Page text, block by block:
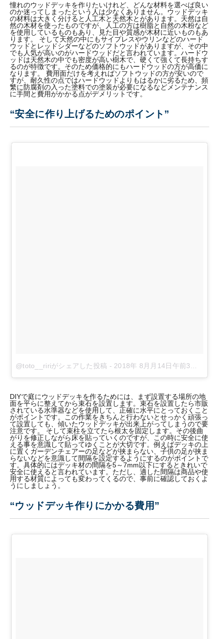
憧れのウッドデッキを作りたいけれど、どんな材料を選べば良い
のか迷ってしまったという人は少なくありません。ウッドデッキ
の材料は大きく分けると人工木と天然木とがあります。天然は自
然の木材を使ったものですが、人工の方は樹脂と自然の木粉など
を使用しているものもあり、見た目や質感が木材に近いものもあ
ります。 そして天然の中にもサイプレスやウリンなどのハード
ウッドとレッドシダーなどのソフトウッドがありますが、その中
でも人気が高いのがハードウッドだと言われています。ハードウ
ッドは天然木の中でも密度が高い樹木で、硬くて強くて長持ちす
るのが特徴です。そのため価格的にもハードウッドの方が高価に
なります。 費用面だけを考えればソフトウッドの方が安いので
すが、耐久性の点ではハードウッドよりもはるかに劣るため、頻
繁に防腐剤の入った塗料での塗装が必要になるなどメンテナンス
に手間と費用がかかる点がデメリットです。
“安全に作り上げるためのポイント”
@toto__ririがシェアした投稿 - 2018年 8月月14日午前3時12分PDT
DIYで庭にウッドデッキを作るためには、まず設置する場所の地
面を平らに整えてから束石を設置します。束石を設置したら市販
されている水準器などを使用して、正確に水平にとっておくこと
がポイントです。この作業をきちんと行わないとせっかく頑張っ
て設置しても、傾いたウッドデッキが出来上がってしまうので要
注意です。 そして束柱を立てたら根太を固定します。その後曲
がりを修正しながら床を貼っていくのですが、この時に安全に使
える事を意識して貼ってゆくことが大切です。例えばデッキの上
に置くガーデンチェアーの足などが挟まらない、子供の足が挟ま
らないなどを意識して間隔を設定するようにするのがポイントで
す。具体的にはデッキ材の間隔を5～7mm以下にするときれいで
安全に使えると言われています。ただし、適した間隔は商品や使
用する材質によっても変わってくるので、事前に確認しておくよ
うにしましょう。
“ウッドデッキ作りにかかる費用”